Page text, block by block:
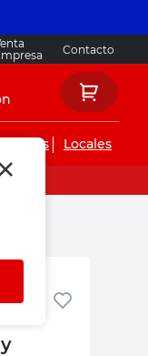
Contacto
Locales